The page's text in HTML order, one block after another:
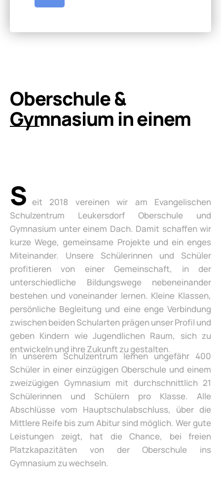
Oberschule &
Gymnasium in einem
S eit 2018 vereinen wir am Evangelischen
Schulzentrum Leukersdorf Oberschule und
Gymnasium unter einem Dach. Damit schaffen wir
kurze Wege, gemeinsame Projekte und ein enges
Miteinander. Unsere Schülerinnen und Schüler
profitieren von einer Gemeinschaft, in der
unterschiedliche Bildungswege nebeneinander
bestehen und voneinander lernen. Kleine Klassen,
persönliche Begleitung und eine enge Verbindung
zwischen beiden Schularten prägen unser Profil und
geben Kindern wie Jugendlichen Raum, sich zu
entwickeln und ihre Zukunft zu gestalten.
In unserem Schulzentrum lernen ungefähr 400
Schüler in einer einzügigen Oberschule und einem
zweizügigen Gymnasium mit durchschnittlich 21
Schülerinnen und Schülern pro Klasse. Alle
Abschlüsse vom Hauptschulabschluss, über die
Mittlere Reife bis zum Abitur sind möglich. Wer gute
Leistungen zeigt, hat die Chance, bei freien
Platzkapazitäten von der Oberschule ins
Gymnasium zu wechseln.